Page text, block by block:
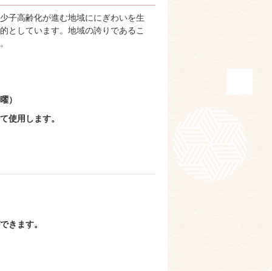
子高齢化が進む地域ににぎわいを生
としています。地域の誇りであるこ
します。
）
用します。
きます。